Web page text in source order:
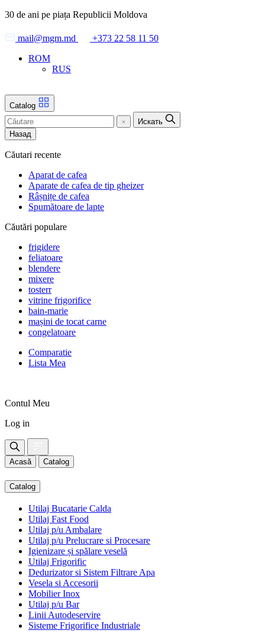
Skip
the
content
30 de ani pe piața Republicii Moldova
mail@mgm.md
+373 22 58 11 50
ROM
RUS
Catalog
Искать
Назад
Căutari recente
Aparat de cafea
Aparate de cafea de tip gheizer
Râșnițe de cafea
Spumătoare de lapte
Căutări populare
frigidere
feliatoare
blendere
mixere
tosterr
vitrine frigorifice
bain-marie
mașini de tocat carne
congelatoare
Comparatie
Lista Mea
Contul Meu
Log in
Acasă Catalog
Catalog
Utilaj Bucatarie Calda
Utilaj Fast Food
Utilaj p/u Ambalare
Utilaj p/u Prelucrare si Procesare
Igienizare și spălare veselă
Utilaj Frigorific
Dedurizator si Sistem Filtrare Apa
Vesela si Accesorii
Mobilier Inox
Utilaj p/u Bar
Linii Autodeservire
Sisteme Frigorifice Industriale